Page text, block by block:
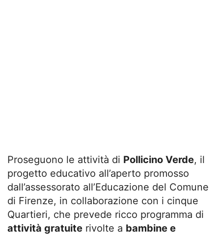
Proseguono le attività di Pollicino Verde, il
progetto educativo all’aperto promosso
dall’assessorato all’Educazione del Comune
di Firenze, in collaborazione con i cinque
Quartieri, che prevede ricco programma di
attività gratuite rivolte a bambine e